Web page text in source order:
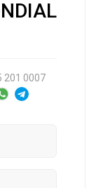
201 0007